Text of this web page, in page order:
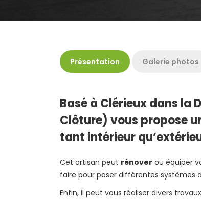
Présentation Galerie photos
Basé à Clérieux dans la
Clôture) vous propose
tant intérieur
Cet artisan peut rénover ou équiper
faire pour poser différentes systèmes
Enfin, il peut vous réaliser divers